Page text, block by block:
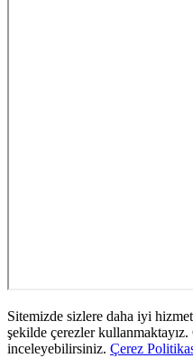
Sitemizde sizlere daha iyi
şekilde çerezler kullanmaktayız.
inceleyebilirsiniz. Çerez